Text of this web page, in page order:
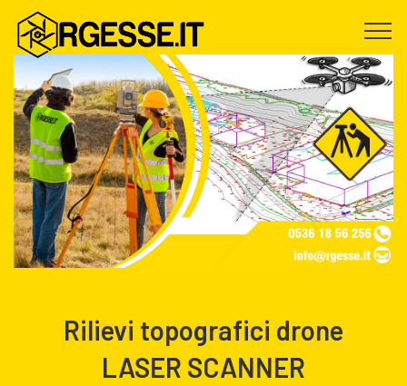
Rilievi topografici drone
LASER SCANNER